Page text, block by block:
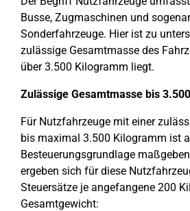
Busse, Zugmaschinen und
Sonderfahrzeuge. Hier ist zu
zulässige Gesamtmasse des
über 3.500 Kilogramm liegt.
Zulässige Gesamtmasse bis
Für Nutzfahrzeuge mit einer
bis maximal 3.500 Kilogramm ist
Besteuerungsgrundlage
ergeben sich für diese
Steuersätze je angefangene 200
Gesamtgewicht: